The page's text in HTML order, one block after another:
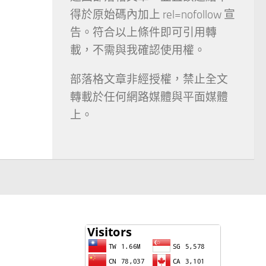
得於原始碼內加上 rel=nofollow 宣
告。符合以上條件即可引用轉
載，不需與我確認使用權。
部落格文章非經授權，禁止全文
轉載於任何網路媒體與平面媒體
上。